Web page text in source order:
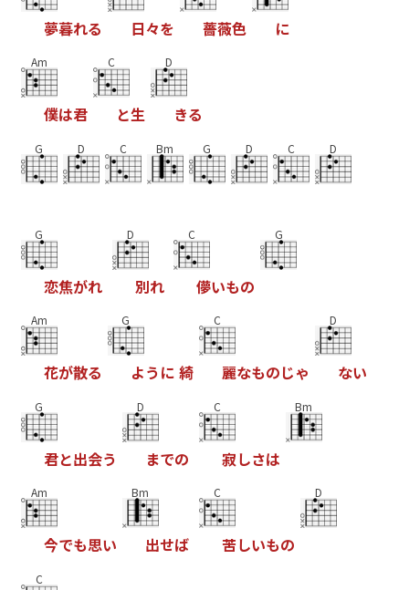
夢暮れる 日々を 薔薇色 に
Am
僕は君
C
と生
D
きる
G D C Bm G D C D
G
恋焦がれ
D
別れ
C
儚いもの
G
Am
花が散る
G
よう に 綺
C
麗なものじゃ
D
ない
G
君と出会う
D
までの
C
寂しさは
Bm
Am
今でも思い
Bm
出せば
C
苦しいもの
D
C